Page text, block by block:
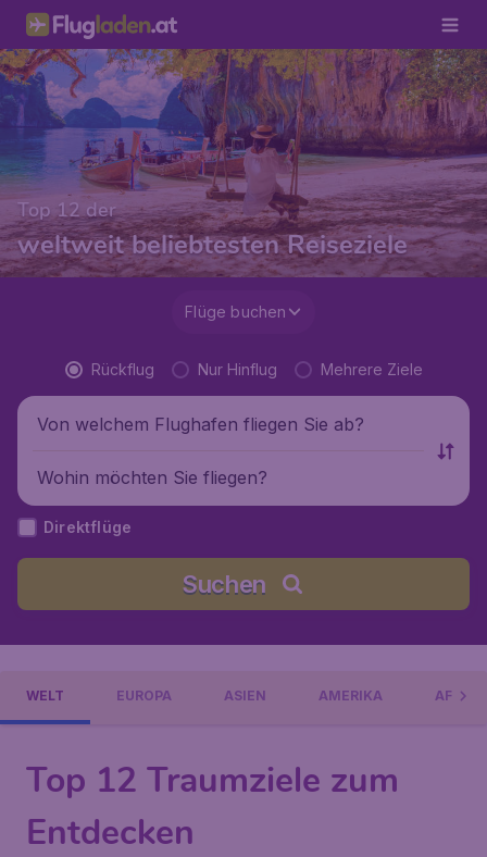
Top 12 der
weltweit beliebtesten Reiseziele
Flüge buchen
Rückflug Nur Hinflug Mehrere Ziele
Von welchem Flughafen fliegen Sie ab?
Wohin möchten Sie fliegen?
Direktflüge
Suchen
WELT EUROPA ASIEN AMERIKA AFRIKA
Top 12 Traumziele zum
Entdecken